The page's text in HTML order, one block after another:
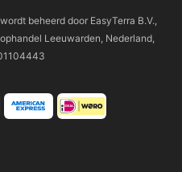
beheerd door EasyTerra B.V.,
Leeuwarden, Nederland,